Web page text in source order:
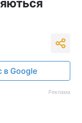
в Google
Реклама